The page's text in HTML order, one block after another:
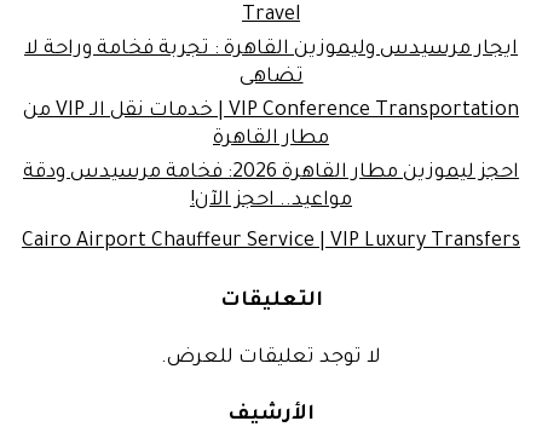
Travel
ايجار مرسيدس وليموزين القاهرة : تجربة فخامة وراحة لا
تضاهى
VIP Conference Transportation | خدمات نقل الـ VIP من
مطار القاهرة
احجز ليموزين مطار القاهرة 2026: فخامة مرسيدس ودقة
مواعيد.. احجز الآن!
Cairo Airport Chauffeur Service | VIP Luxury Transfers
التعليقات
لا توجد تعليقات للعرض.
الأرشيف